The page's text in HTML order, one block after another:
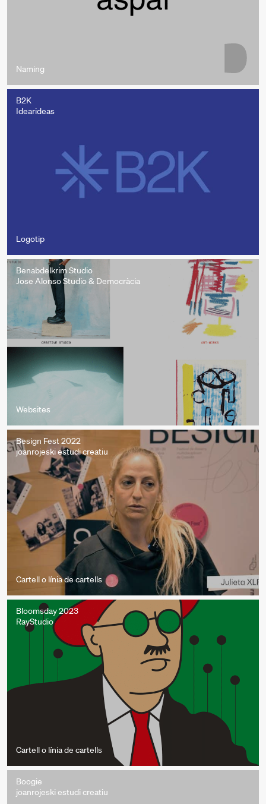
Naming
B2K
Idearideas
Logotip
Benabdelkrim Studio
Jose Alonso Studio & Democràcia
Websites
Besign Fest 2022
joanrojeski estudi creatiu
Cartell o línia de cartells
Bloomsday 2023
RayStudio
Cartell o línia de cartells
Boogie
joanrojeski estudi creatiu